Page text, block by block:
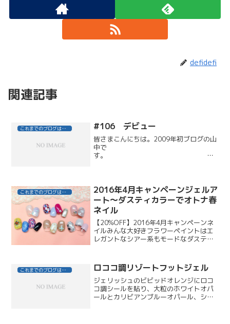
defidefi
関連記事
これまでのブログはこちら #106 デビュー
皆さまこんにちは。2009年初ブログの山
中で
す。
末に親友が出産しまして、赤ちゃんに会
いに。生後1週...
これまでのブログはこちら
2016年4月キャンペーンジェルア
ート～ダスティカラーでオトナ春
ネイル
【20%OFF】2016年4月キャンペーンネ
イルみんな大好きフラワーペイントはエ
レガントなシアー系もモードなダスティ
必見♪すべてペイントだから・・・貴女の
お爪の形に合...
これまでのブログはこちら ロココ調リゾートフットジェル
ジェリッシュのビビッドオレンジにロコ
コ調シールを貼り、大粒のホワイトオパ
ールとカリビアンブルーオパール、シク